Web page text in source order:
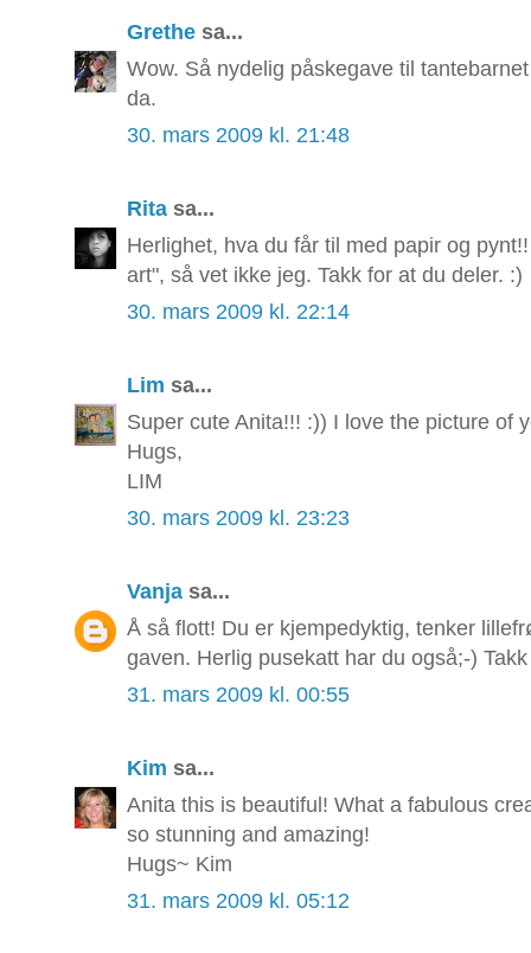
Grethe sa...
Wow. Så nydelig påskegave til
da.
30. mars 2009 kl. 21:48
Rita sa...
Herlighet, hva du får til med papir og
art", så vet ikke jeg. Takk for at du deler. :)
30. mars 2009 kl. 22:14
Lim sa...
Super cute Anita!!! :)) I love the picture of
Hugs,
LIM
30. mars 2009 kl. 23:23
Vanja sa...
Å så flott! Du er kjempedyktig, tenker
gaven. Herlig pusekatt har du også;-)
31. mars 2009 kl. 00:55
Kim sa...
Anita this is beautiful! What a fabulous
so stunning and amazing!
Hugs~ Kim
31. mars 2009 kl. 05:12